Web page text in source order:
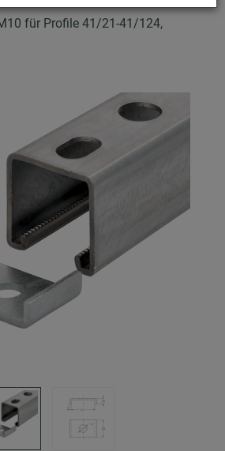
für Profile 41/21-41/124,